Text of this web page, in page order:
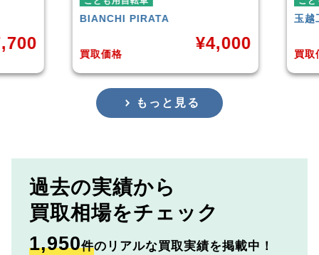
玉越工業 MAHALO JUNIOR 5th
もっと見る
過去の実績から
買取相場をチェック
1,950件のリアルな買取実績を掲載中！